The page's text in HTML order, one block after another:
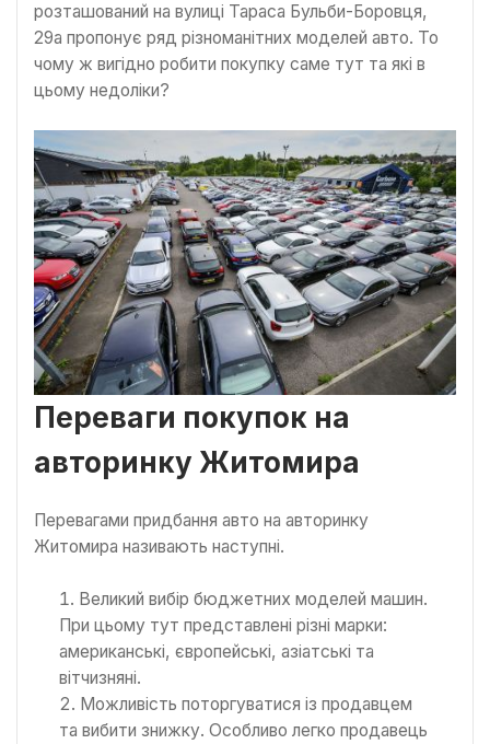
розташований на вулиці Тараса Бульби-Боровця,
29а пропонує ряд різноманітних моделей авто. То
чому ж вигідно робити покупку саме тут та які в
цьому недоліки?
Переваги покупок на
авторинку Житомира
Перевагами придбання авто на авторинку
Житомира називають наступні.
Великий вибір бюджетних моделей машин.
При цьому тут представлені різні марки:
американські, європейські, азіатські та
вітчизняні.
Можливість поторгуватися із продавцем
та вибити знижку. Особливо легко продавець